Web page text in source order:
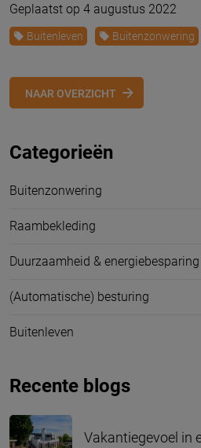
Geplaatst op 4 augustus 2022
Buitenleven Buitenzonwering
NAAR OVERZICHT
Categorieën
Buitenzonwering
Raambekleding
Duurzaamheid & energiebesparing
(Automatische) besturing
Buitenleven
Recente blogs
Vakantiegevoel in